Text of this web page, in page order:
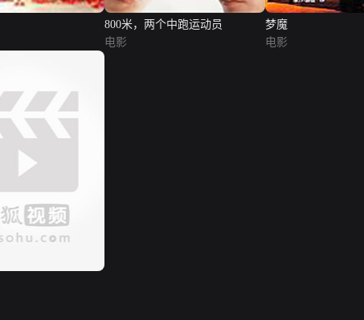
800米，两个中跑运动员
电影
梦魔
电影